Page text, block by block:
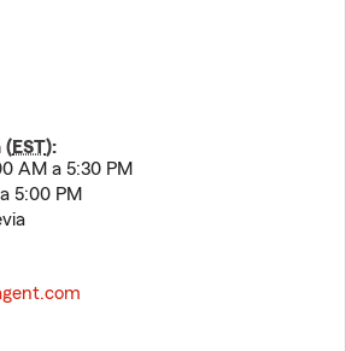
(EST):
AM a 5:30 PM
5:00 PM